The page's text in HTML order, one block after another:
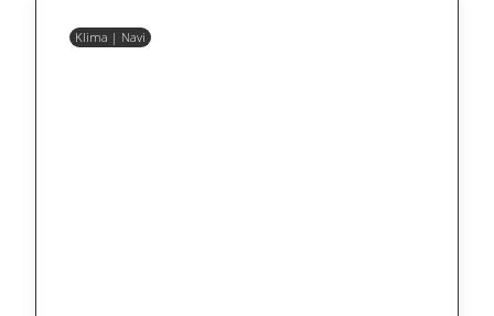
Klima | Navi